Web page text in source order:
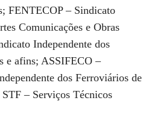
FENTECOP – Sindicato
Comunicações e Obras
Independente dos
e afins; ASSIFECO –
dos Ferroviários de
– Serviços Técnicos